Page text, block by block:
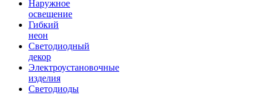
Наружное
освещение
Гибкий
неон
Светодиодный
декор
Электроустановочные
изделия
Светодиоды